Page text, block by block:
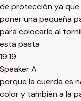
de protección ya
poner una pequeña
para colocarle al
esta pasta
19:19
Speaker A
porque la cuerda es
color y también a la